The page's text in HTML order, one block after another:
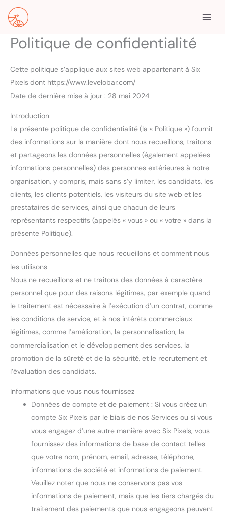
Aller
Politique de confidentialité
Cette politique s’applique aux sites web appartenant à Six
Pixels dont https://www.levelobar.com/
Date de dernière mise à jour : 28 mai 2024
Introduction
La présente politique de confidentialité (la « Politique ») fournit
des informations sur la manière dont nous recueillons, traitons
et partageons les données personnelles (également appelées
informations personnelles) des personnes extérieures à notre
organisation, y compris, mais sans s’y limiter, les candidats, les
clients, les clients potentiels, les visiteurs du site web et les
prestataires de services, ainsi que chacun de leurs
représentants respectifs (appelés « vous » ou « votre » dans la
présente Politique).
Données personnelles que nous recueillons et comment nous
les utilisons
Nous ne recueillons et ne traitons des données à caractère
personnel que pour des raisons légitimes, par exemple quand
le traitement est nécessaire à l’exécution d’un contrat, comme
les conditions de service, et à nos intérêts commerciaux
légitimes, comme l’amélioration, la personnalisation, la
commercialisation et le développement des services, la
promotion de la sûreté et de la sécurité, et le recrutement et
l’évaluation des candidats.
Informations que vous nous fournissez
Données de compte et de paiement : Si vous créez un
compte Six Pixels par le biais de nos Services ou si vous
vous engagez d’une autre manière avec Six Pixels, vous
fournissez des informations de base de contact telles
que votre nom, prénom, email, adresse, téléphone,
informations de société et informations de paiement.
Veuillez noter que nous ne conservons pas vos
informations de paiement, mais que les tiers chargés du
traitement des paiements que nous engageons peuvent